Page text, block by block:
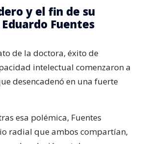
y el fin de su
Fuentes
de la doctora, éxito de
intelectual comenzaron a
desencadenó en una fuerte
esa polémica, Fuentes
radial que ambos compartían,